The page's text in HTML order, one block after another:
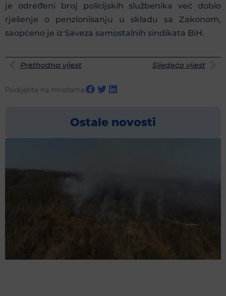
je određeni broj policijskih službenika već dobio
rješenje o penzionisanju u skladu sa Zakonom,
saopćeno je iz Saveza samostalnih sindikata BiH.
Prethodna vijest Sljedeća vijest
Podijelite na mrežama
Ostale novosti